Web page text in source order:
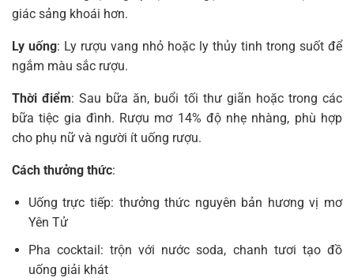
giác sảng khoái hơn.
Ly uống: Ly rượu vang nhỏ hoặc ly thủy tinh trong suốt để
ngắm màu sắc rượu.
Thời điểm: Sau bữa ăn, buổi tối thư giãn hoặc trong các
bữa tiệc gia đình. Rượu mơ 14% độ nhẹ nhàng, phù hợp
cho phụ nữ và người ít uống rượu.
Cách thưởng thức:
Uống trực tiếp: thưởng thức nguyên bản hương vị mơ
Yên Tử
Pha cocktail: trộn với nước soda, chanh tươi tạo đồ
uống giải khát